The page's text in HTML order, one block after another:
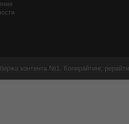
контента №1. Копирайтинг,